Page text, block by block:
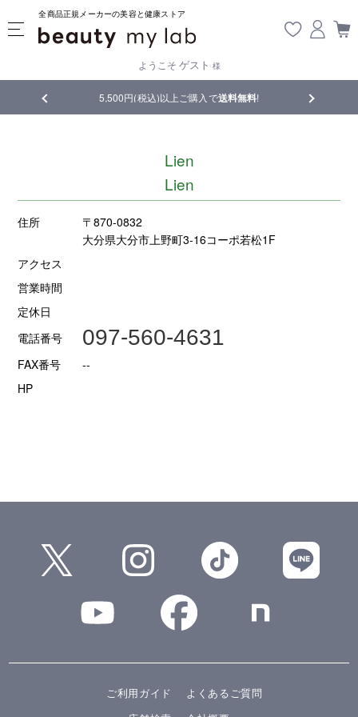
全商品正規メーカーの美容と健康ストア
ようこそ ゲスト 様
5,500円(税込)以上ご購入で送料無料! 【重要】
Lien
Lien
住所
〒870-0832
大分県大分市上野町3-16コーポ若松1F
アクセス
営業時間
定休日
電話番号
097-560-4631
FAX番号
--
HP
ご利用ガイド
よくあるご質問